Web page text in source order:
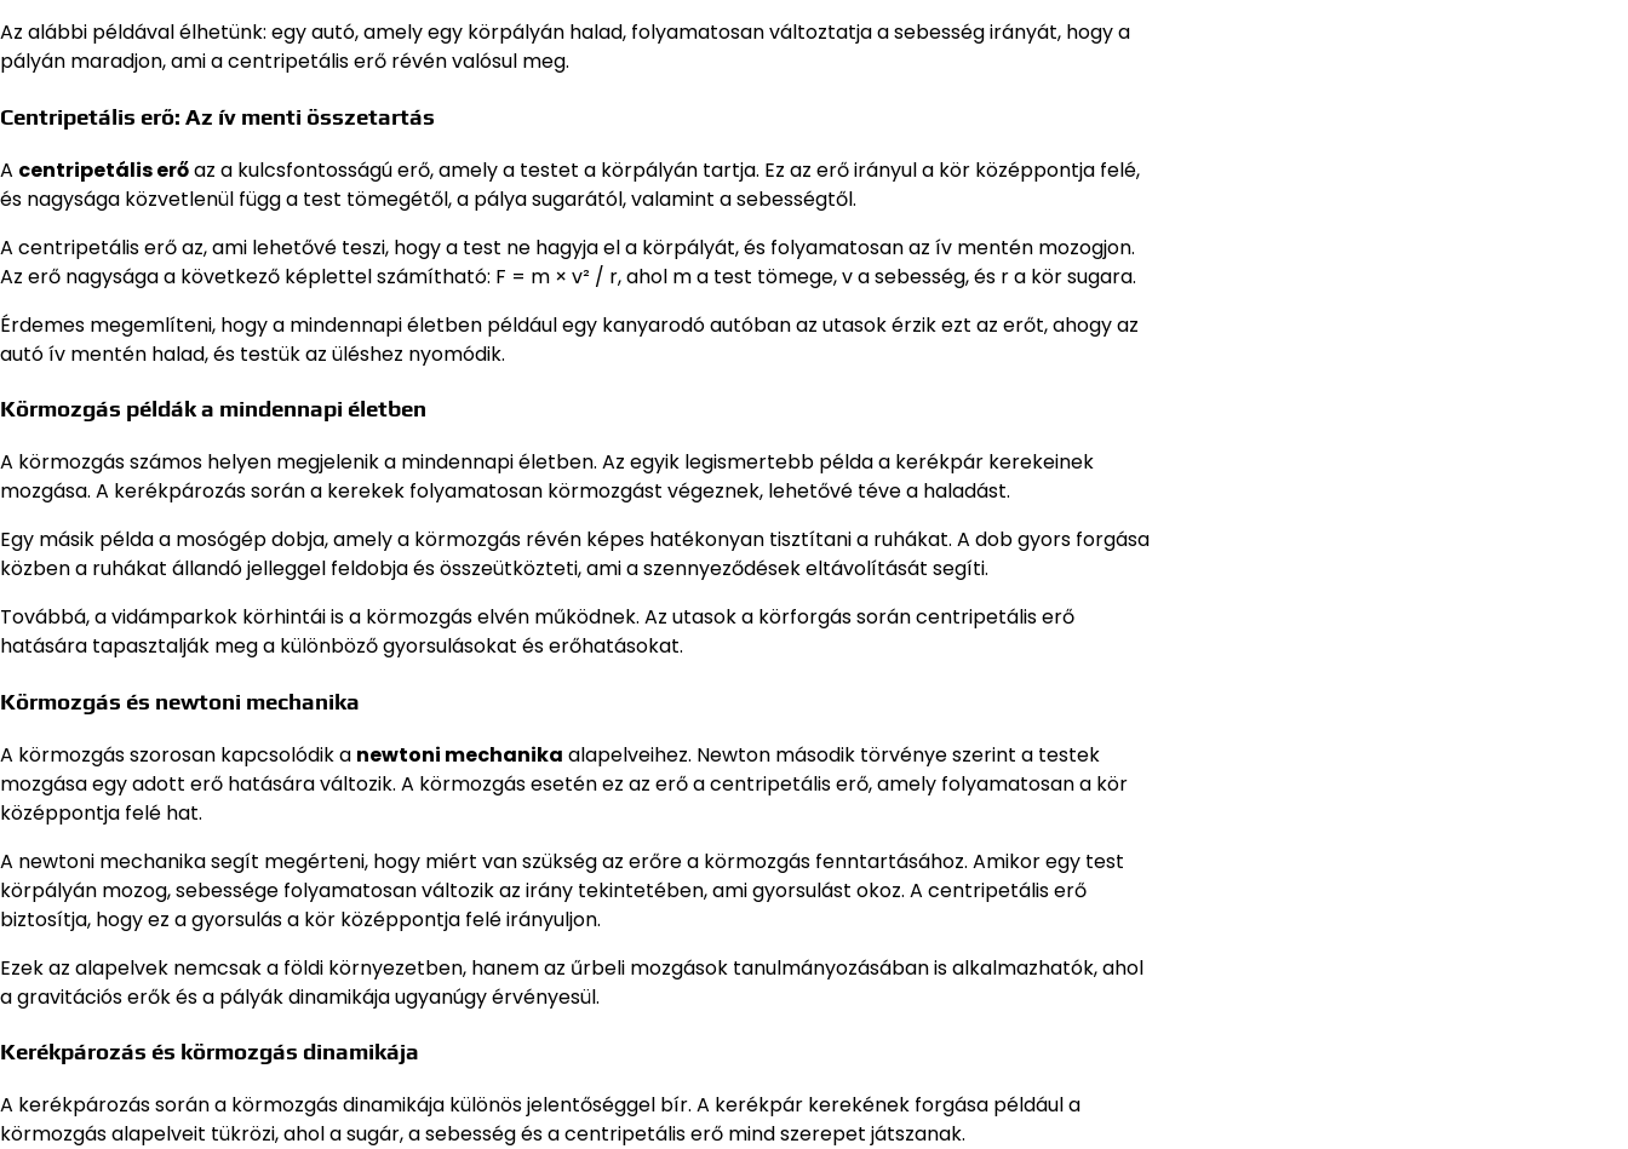
Az alábbi példával élhetünk: egy autó, amely egy körpályán halad, folyamatosan változtatja a sebesség irányát, hogy a
pályán maradjon, ami a centripetális erő révén valósul meg.
Centripetális erő: Az ív menti összetartás
A centripetális erőaz a kulcsfontosságú erő, amely a testet a körpályán tartja. Ez az erő irányul a kör középpontja felé,
és nagysága közvetlenül függ a test tömegétől, a pálya sugarától, valamint a sebességtől.
A centripetális erő az, ami lehetővé teszi, hogy a test ne hagyja el a körpályát, és folyamatosan az ív mentén mozogjon.
Az erő nagysága a következő képlettel számítható: F = m × v² / r, ahol m a test tömege, v a sebesség, és r a kör sugara.
Érdemes megemlíteni, hogy a mindennapi életben például egy kanyarodó autóban az utasok érzik ezt az erőt, ahogy az
autó ív mentén halad, és testük az üléshez nyomódik.
Körmozgás példák a mindennapi életben
A körmozgás számos helyen megjelenik a mindennapi életben. Az egyik legismertebb példa a kerékpár kerekeinek
mozgása. A kerékpározás során a kerekek folyamatosan körmozgást végeznek, lehetővé téve a haladást.
Egy másik példa a mosógép dobja, amely a körmozgás révén képes hatékonyan tisztítani a ruhákat. A dob gyors forgása
közben a ruhákat állandó jelleggel feldobja és összeütközteti, ami a szennyeződések eltávolítását segíti.
Továbbá, a vidámparkok körhintái is a körmozgás elvén működnek. Az utasok a körforgás során centripetális erő
hatására tapasztalják meg a különböző gyorsulásokat és erőhatásokat.
Körmozgás és newtoni mechanika
A körmozgás szorosan kapcsolódik a newtoni mechanika alapelveihez. Newton második törvénye szerint a testek
mozgása egy adott erő hatására változik. A körmozgás esetén ez az erő a centripetális erő, amely folyamatosan a kör
középpontja felé hat.
A newtoni mechanika segít megérteni, hogy miért van szükség az erőre a körmozgás fenntartásához. Amikor egy test
körpályán mozog, sebessége folyamatosan változik az irány tekintetében, ami gyorsulást okoz. A centripetális erő
biztosítja, hogy ez a gyorsulás a kör középpontja felé irányuljon.
Ezek az alapelvek nemcsak a földi környezetben, hanem az űrbeli mozgások tanulmányozásában is alkalmazhatók, ahol
a gravitációs erők és a pályák dinamikája ugyanúgy érvényesül.
Kerékpározás és körmozgás dinamikája
A kerékpározás során a körmozgás dinamikája különös jelentőséggel bír. A kerékpár kerekének forgása például a
körmozgás alapelveit tükrözi, ahol a sugár, a sebesség és a centripetális erő mind szerepet játszanak.